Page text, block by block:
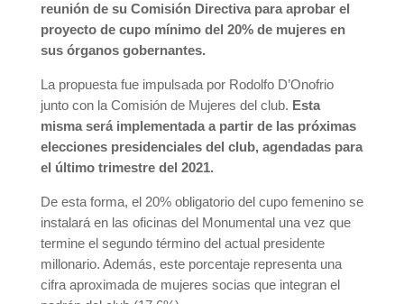
reunión de su Comisión Directiva para aprobar el
proyecto de cupo mínimo del 20% de mujeres en
sus órganos gobernantes.
La propuesta fue impulsada por Rodolfo D’Onofrio
junto con la Comisión de Mujeres del club. Esta
misma será implementada a partir de las próximas
elecciones presidenciales del club, agendadas para
el último trimestre del 2021.
De esta forma, el 20% obligatorio del cupo femenino se
instalará en las oficinas del Monumental una vez que
termine el segundo término del actual presidente
millonario. Además, este porcentaje representa una
cifra aproximada de mujeres socias que integran el